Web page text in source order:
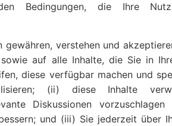
Bedingungen, die Ihre
verstehen und
auf alle Inhalte, die Sie in
diese verfügbar machen und
(ii) diese Inhalte
Diskussionen
und (iii) Sie jederzeit über